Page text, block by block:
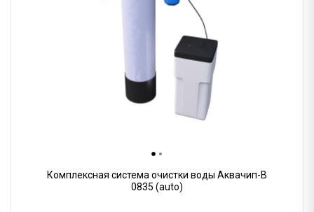
Комплексная система очистки воды Аквачип-B
0835 (auto)